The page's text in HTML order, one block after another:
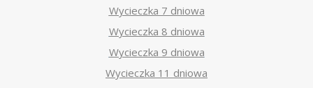
Wycieczka 7 dniowa
Wycieczka 8 dniowa
Wycieczka 9 dniowa
Wycieczka 11 dniowa